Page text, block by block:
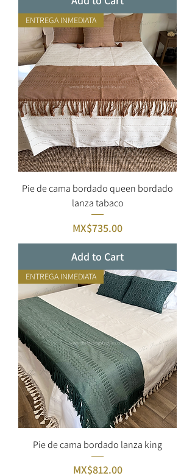
ENTREGA INMEDIATA
Pie de cama bordado queen bordado
lanza tabaco
Price
MX$735.00
Add to Cart
ENTREGA INMEDIATA
Pie de cama bordado lanza king
Price
MX$812.00